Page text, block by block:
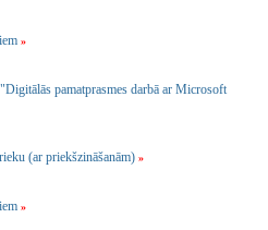
»
pamatprasmes darbā ar Microsoft
(ar priekšzināšanām) »
»